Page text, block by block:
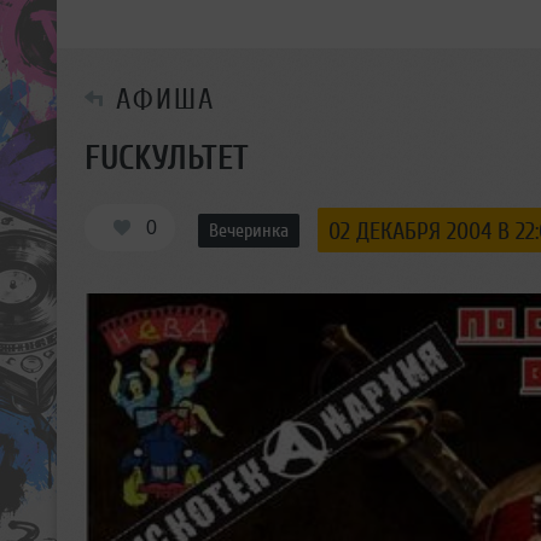
АФИША
FUCKУЛЬТЕТ
0 Вечеринка 02 ДЕКАБРЯ 2004 В